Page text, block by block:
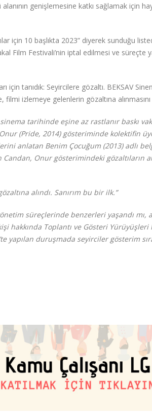
genişlemesine katkı sağlamak için
için 10 başlıkta 2023” diyerek sunduğu
Film Festivali’nin iptal edilmesi ve süreçte
tanıdık: Seyircilere gözaltı. BEKSAV
izlemeye gelenlerin gözaltına
tarihinde eşine az rastlanır baskı
(Pride, 2014) gösteriminde kolektifin
anlatan Benim Çocuğum (2013) adlı
Onur gösterimindeki gözaltıların
alındı. Sanırım bu bir ilk.”
süreçlerinde benzerleri yaşandı mı,
hakkında Toplantı ve Gösteri
yapılan duruşmada seyirciler gösterim